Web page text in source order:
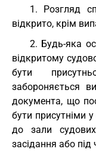
1. Розгляд
відкрито, крім
2. Будь-яка
відкритому
бути
забороняється
документа, що
бути присутніми
до зали
засідання або під